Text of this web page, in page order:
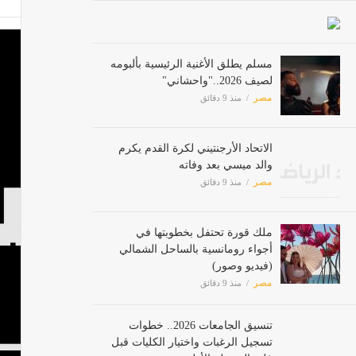
مسلم يطلق الأغنية الرئيسية بألبومه
لصيف 2026.."واحشاني"
مصر
الاتحاد الأرجنتيني لكرة القدم يكرم
والد ميسي بعد وفاته
مصر منذ 9 دقائق
ملك قورة تحتفل بخطوبتها في
أجواء رومانسية بالساحل الشمالي
(فيديو وصور)
مصر منذ 9 دقائق
تسجيل الرغبات واختيار الكليات قبل
غلق المرحلة الأولى